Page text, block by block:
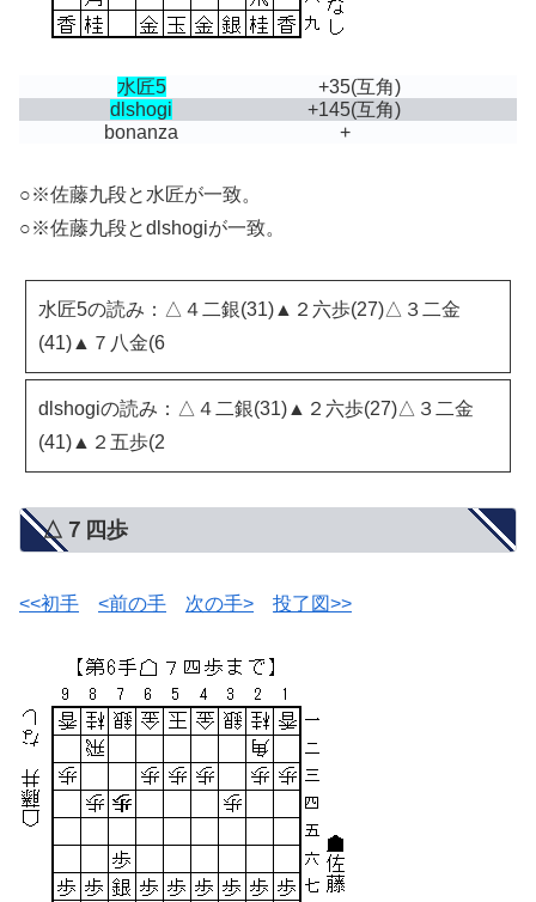
水匠5 +35(互角)
dlshogi
+145(互角)
bonanza
+
○※佐藤九段と水匠が一致。
○※佐藤九段とdlshogiが一致。
水匠5の読み：△４二銀(31)▲２六歩(27)△３二金
(41)▲７八金(6
dlshogiの読み：△４二銀(31)▲２六歩(27)△３二金
(41)▲２五歩(2
△７四歩
<<初手 <前の手 次の手> 投了図>>